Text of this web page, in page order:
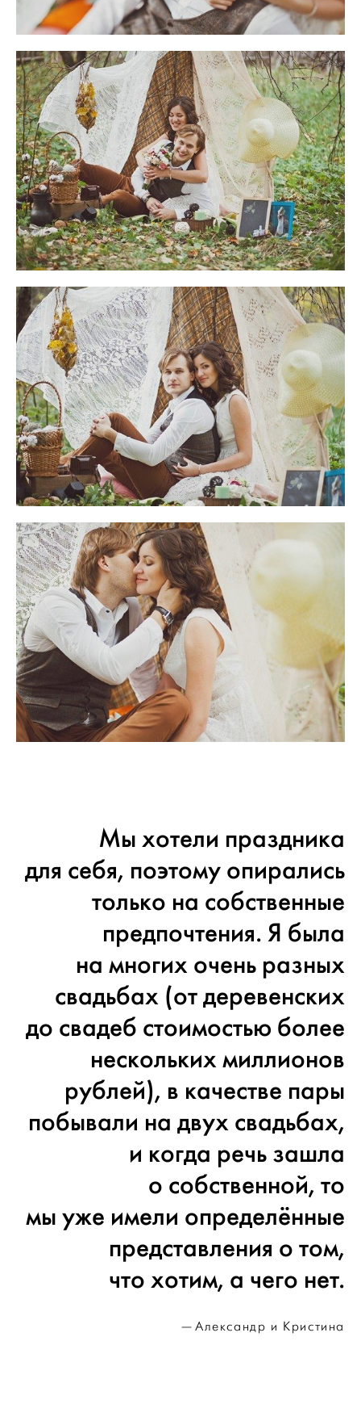
Мы хотели праздника
для себя, поэтому опирались
только на собственные
предпочтения. Я была
на многих очень разных
свадьбах (от деревенских
до свадеб стоимостью более
нескольких миллионов
рублей), в качестве пары
побывали на двух свадьбах,
и когда речь зашла
о собственной, то
мы уже имели определённые
представления о том,
что хотим, а чего нет.
Александр и Кристина